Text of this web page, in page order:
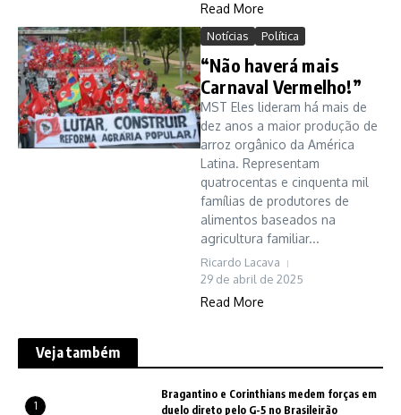
Read More
Notícias Política
“Não haverá mais
Carnaval Vermelho!”
MST Eles lideram há mais de
dez anos a maior produção de
arroz orgânico da América
Latina. Representam
quatrocentas e cinquenta mil
famílias de produtores de
alimentos baseados na
agricultura familiar...
Ricardo Lacava
29 de abril de 2025
Read More
Veja também
1
Bragantino e Corinthians medem forças em
duelo direto pelo G-5 no Brasileirão